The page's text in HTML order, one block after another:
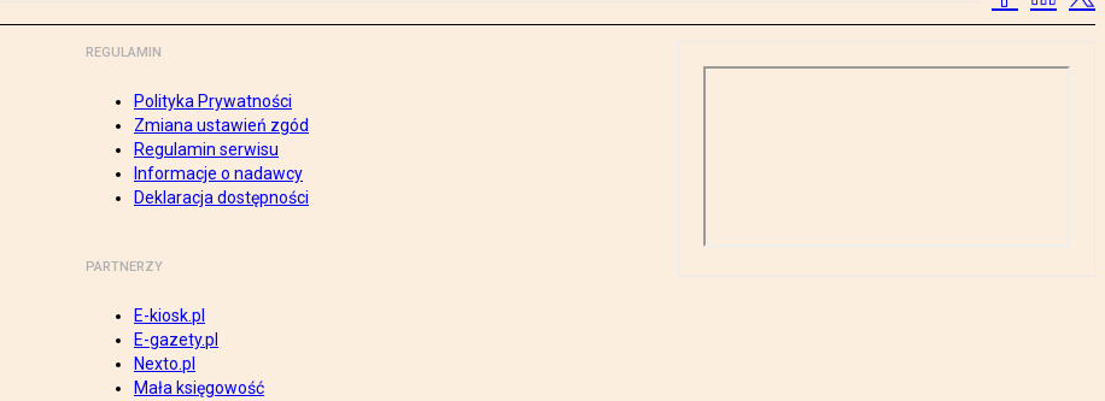
REGULAMIN
Polityka Prywatności
Zmiana ustawień zgód
Regulamin serwisu
Informacje o nadawcy
Deklaracja dostępności
PARTNERZY
E-kiosk.pl
E-gazety.pl
Nexto.pl
Mała księgowość